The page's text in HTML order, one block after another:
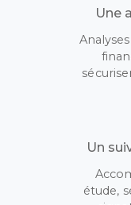
Une
Un
étude,